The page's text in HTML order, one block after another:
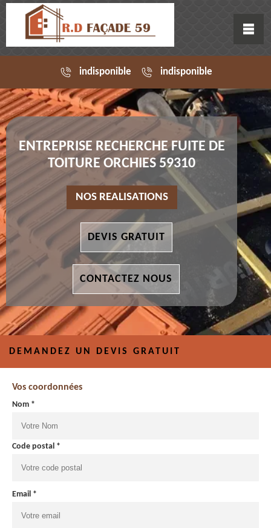
indisponible indisponible
ENTREPRISE RECHERCHE FUITE DE
TOITURE ORCHIES 59310
NOS REALISATIONS
DEVIS GRATUIT
CONTACTEZ NOUS
DEMANDEZ UN DEVIS GRATUIT
Vos coordonnées
Nom *
Code postal *
Email *